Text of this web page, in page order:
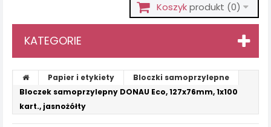
Koszykprodukt (0)
KATEGORIE
Papier i etykiety
Bloczki samoprzylepne
Bloczek samoprzylepny DONAU Eco, 127x76mm, 1x100
kart., jasnożółty